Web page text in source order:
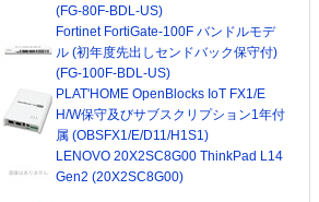
(FG-80F-BDL-US)
Fortinet FortiGate-100F バンドルモデ
ル (初年度先出しセンドバック保守付)
(FG-100F-BDL-US)
PLAT'HOME OpenBlocks IoT FX1/E
H/W保守及びサブスクリプション1年付
属 (OBSFX1/E/D11/H1S1)
LENOVO 20X2SC8G00 ThinkPad L14
Gen2 (20X2SC8G00)